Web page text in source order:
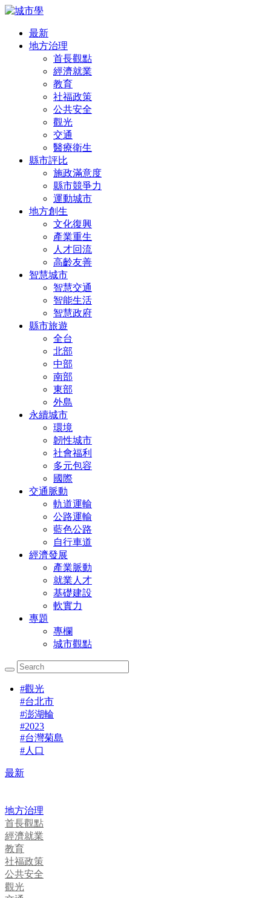
最新
地方治理
首長觀點
經濟就業
教育
社福政策
公共安全
觀光
交通
醫療衛生
縣市評比
施政滿意度
縣市競爭力
運動城市
地方創生
文化復興
產業重生
人才回流
高齡友善
智慧城市
智慧交通
智能生活
智慧政府
縣市旅遊
全台
北部
中部
南部
東部
外島
永續城市
環境
韌性城市
社會福利
多元包容
國際
交通脈動
軌道運輸
公路運輸
藍色公路
自行車道
經濟發展
產業脈動
就業人才
基礎建設
軟實力
專題
專欄
城市觀點
#觀光
#台北市
#澎湖輪
#2023
#台灣菊島
#人口
最新
地方治理
首長觀點
經濟就業
教育
社福政策
公共安全
觀光